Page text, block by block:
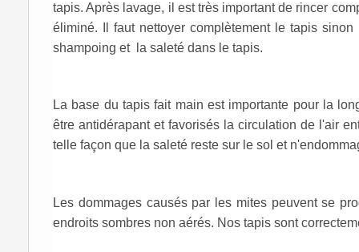
tapis. Après lavage, il est très important de rincer
éliminé. Il faut nettoyer complètement le tapis
shampoing et la saleté dans le tapis.
La base du tapis fait main est importante pour la
être antidérapant et favorisés la circulation de l'air
telle façon que la saleté reste sur le sol et
Les dommages causés par les mites peuvent se
endroits sombres non aérés. Nos tapis sont